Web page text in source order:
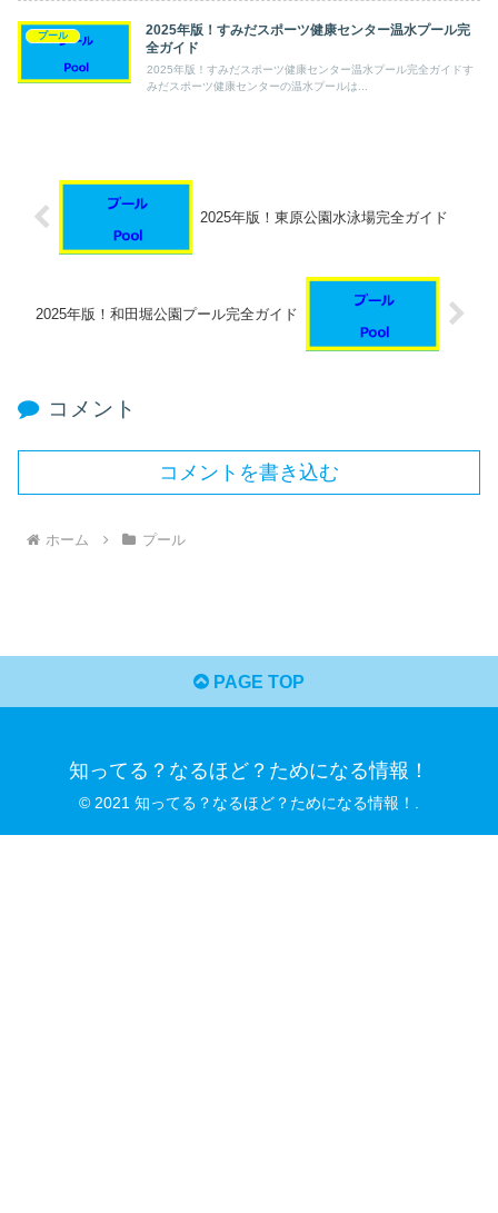
プール
2025年版！すみだスポーツ健康センター温水プール完
全ガイド
2025年版！すみだスポーツ健康センター温水プール完全ガイドす
みだスポーツ健康センターの温水プールは...
2025年版！東原公園水泳場完全ガイド
2025年版！和田堀公園プール完全ガイド
コメント
コメントを書き込む
ホーム プール
PAGE TOP
知ってる？なるほど？ためになる情報！
© 2021 知ってる？なるほど？ためになる情報！.